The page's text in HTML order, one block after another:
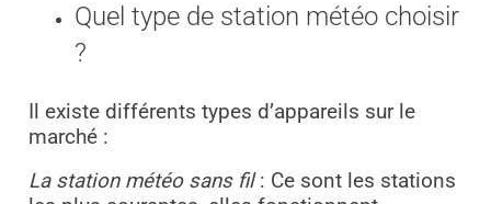
Quel type de station météo choisir
?
Il existe différents types d’appareils sur le
marché :
La station météo sans fil: Ce sont les stations